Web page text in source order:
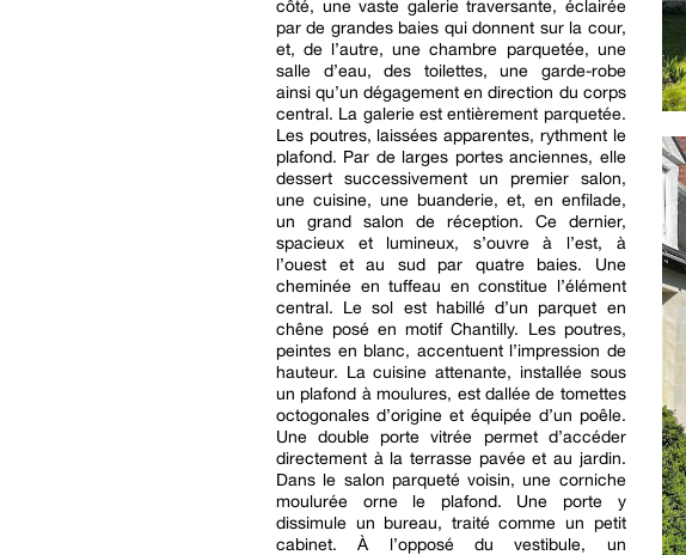
côté, une vaste galerie traversante, éclairée
par de grandes baies qui donnent sur la cour,
et, de l’autre, une chambre parquetée, une
salle d’eau, des toilettes, une garde-robe
ainsi qu’un dégagement en direction du corps
central. La galerie est entièrement parquetée.
Les poutres, laissées apparentes, rythment le
plafond. Par de larges portes anciennes, elle
dessert successivement un premier salon,
une cuisine, une buanderie, et, en enfilade,
un grand salon de réception. Ce dernier,
spacieux et lumineux, s’ouvre à l’est, à
l’ouest et au sud par quatre baies. Une
cheminée en tuffeau en constitue l’élément
central. Le sol est habillé d’un parquet en
chêne posé en motif Chantilly. Les poutres,
peintes en blanc, accentuent l’impression de
hauteur. La cuisine attenante, installée sous
un plafond à moulures, est dallée de tomettes
octogonales d’origine et équipée d’un poêle.
Une double porte vitrée permet d’accéder
directement à la terrasse pavée et au jardin.
Dans le salon parqueté voisin, une corniche
moulurée orne le plafond. Une porte y
dissimule un bureau, traité comme un petit
cabinet. À l’opposé du vestibule, un